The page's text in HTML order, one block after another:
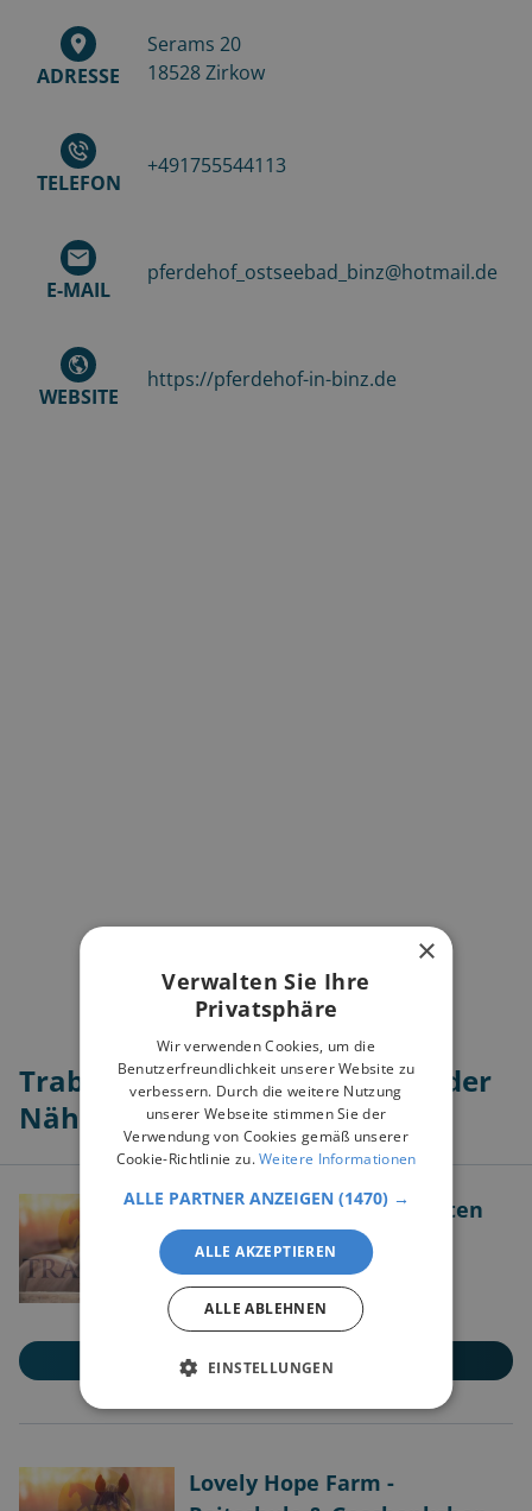
ADRESSE
Serams 20
18528Zirkow
TELEFON
+491755544113
E-MAIL
pferdehof_ostseebad_binz@hotmail.de
WEBSITE
https://pferdehof-in-binz.de
Trabland Premium Partner in der
Nähe
Schwarzwald Wanderreiten
79682 Todtmoos Au
MEHR ERFAHREN
Lovely Hope Farm -
×
Verwalten Sie Ihre
Privatsphäre
Wir verwenden Cookies, um die
Benutzerfreundlichkeit unserer Website zu
verbessern. Durch die weitere Nutzung
unserer Webseite stimmen Sie der
Verwendung von Cookies gemäß unserer
Cookie-Richtlinie zu.Weitere Informationen
ALLE PARTNER ANZEIGEN (1470) →
ALLE AKZEPTIEREN
ALLE ABLEHNEN
EINSTELLUNGEN